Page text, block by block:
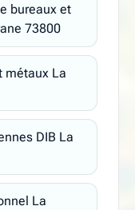
bureaux et
73800
métaux La
DIB La
La